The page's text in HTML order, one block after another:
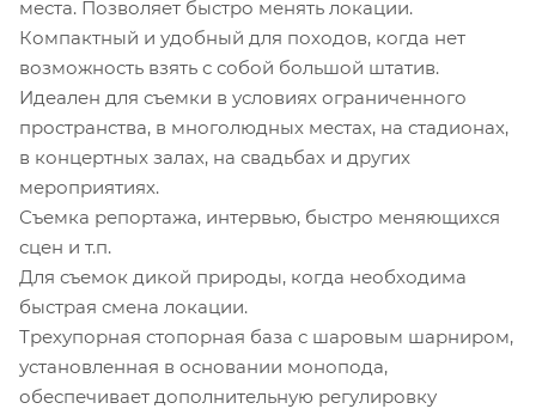
места. Позволяет быстро менять локации.
Компактный и удобный для походов, когда нет
возможность взять с собой большой штатив.
Идеален для съемки в условиях ограниченного
пространства, в многолюдных местах, на стадионах,
в концертных залах, на свадьбах и других
мероприятиях.
Съемка репортажа, интервью, быстро меняющихся
сцен и т.п.
Для съемок дикой природы, когда необходима
быстрая смена локации.
Трехупорная стопорная база с шаровым шарниром,
установленная в основании монопода,
обеспечивает дополнительную регулировку